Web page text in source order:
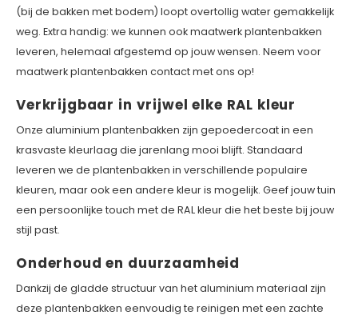
(bij de bakken met bodem) loopt overtollig water gemakkelijk
weg. Extra handig: we kunnen ook maatwerk plantenbakken
leveren, helemaal afgestemd op jouw wensen. Neem voor
maatwerk plantenbakken contact met ons op!
Verkrijgbaar in vrijwel elke RAL kleur
Onze aluminium plantenbakken zijn gepoedercoat in een
krasvaste kleurlaag die jarenlang mooi blijft. Standaard
leveren we de plantenbakken in verschillende populaire
kleuren, maar ook een andere kleur is mogelijk. Geef jouw tuin
een persoonlijke touch met de RAL kleur die het beste bij jouw
stijl past.
Onderhoud en duurzaamheid
Dankzij de gladde structuur van het aluminium materiaal zijn
deze plantenbakken eenvoudig te reinigen met een zachte